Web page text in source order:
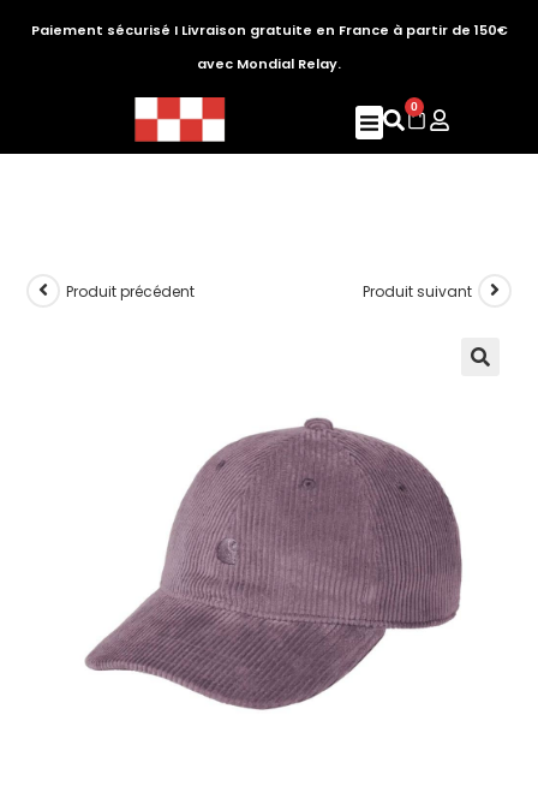
Paiement sécurisé I Livraison gratuite en France à partir de 150€
avec Mondial Relay.
0
Produit précédent Produit suivant